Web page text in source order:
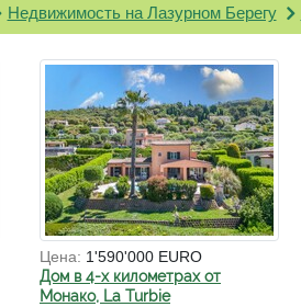
Недвижимость на Лазурном Берегу
Цена: 1'590'000 EURO
Дом в 4-х километрах от
Монако, La Turbie